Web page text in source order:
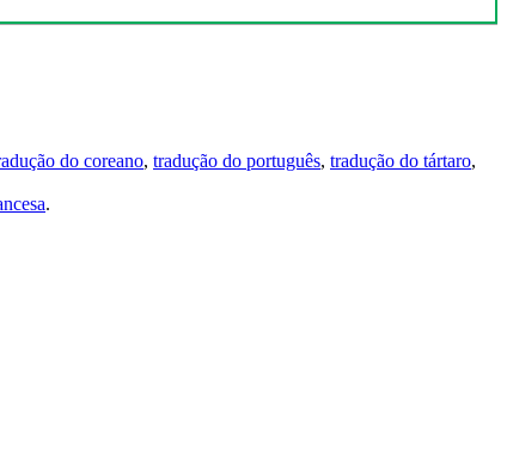
do coreano, tradução do português, tradução do tártaro,
.